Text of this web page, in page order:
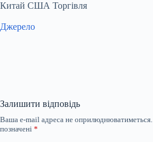
Китай США Торгівля
Джерело
Залишити відповідь
Ваша e-mail адреса не оприлюднюватиметься.
позначені *